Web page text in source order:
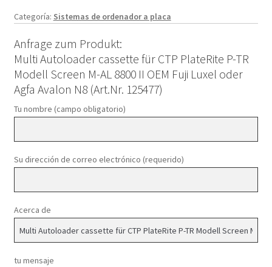
Categoría: Sistemas de ordenador a placa
Anfrage zum Produkt:
Multi Autoloader cassette für CTP PlateRite P-TR
Modell Screen M-AL 8800 II OEM Fuji Luxel oder
Agfa Avalon N8 (Art.Nr. 125477)
Tu nombre (campo obligatorio)
Su dirección de correo electrónico (requerido)
Acerca de
tu mensaje